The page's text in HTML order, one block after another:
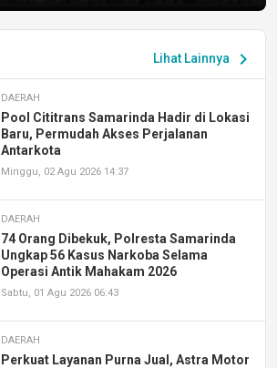
Lihat Lainnya chevron_right
DAERAH
Pool Cititrans Samarinda Hadir di Lokasi
Baru, Permudah Akses Perjalanan
Antarkota
Minggu, 02 Agu 2026 14:37
DAERAH
74 Orang Dibekuk, Polresta Samarinda
Ungkap 56 Kasus Narkoba Selama
Operasi Antik Mahakam 2026
Sabtu, 01 Agu 2026 06:43
DAERAH
Perkuat Layanan Purna Jual, Astra Motor